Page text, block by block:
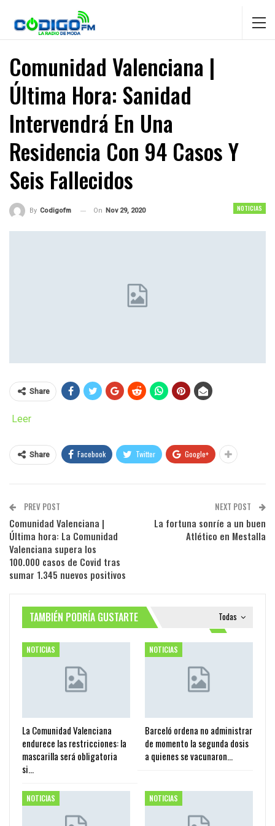
Comunidad Valenciana |
Última Hora: Sanidad
Intervendrá En Una
Residencia Con 94 Casos Y
Seis Fallecidos
NOTICIAS
By Codigofm On Nov 29, 2020
Share
Leer
Share Facebook Twitter Google+
PREV POST
Comunidad Valenciana |
Última hora: La Comunidad
Valenciana supera los
100.000 casos de Covid tras
sumar 1.345 nuevos positivos
NEXT POST
La fortuna sonríe a un buen
Atlético en Mestalla
Todas
TAMBIÉN PODRÍA GUSTARTE
NOTICIAS
La Comunidad Valenciana
endurece las restricciones: la
mascarilla será obligatoria
si…
NOTICIAS
Barceló ordena no administrar
de momento la segunda dosis
a quienes se vacunaron…
NOTICIAS NOTICIAS